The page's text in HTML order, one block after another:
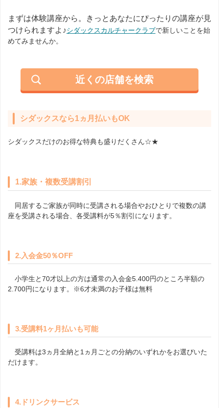
まずは体験講座から。きっとあなたにぴったりの講座が見
つけられますよ♪シダックスカルチャークラブで新しいことを始
めてみませんか。
近くの店舗を検索
シダックスなら1ヵ月払いもOK
シダックスだけのお得な特典も盛りだくさん☆★
1.家族・複数受講割引
同居するご家族が同時に受講される場合やおひとりで複数の講
座を受講される場合、各受講料が5％割引になります。
2. 入会金50％OFF
小学生と70才以上の方は通常の入会金5.400円のところ半額の
2.700円になります。※6才未満のお子様は無料
3.受講料1ヶ月払いも可能
受講料は3ヵ月全納と1ヵ月ごとの分納のいずれかをお選びいた
だけます。
4. ドリンクサービス